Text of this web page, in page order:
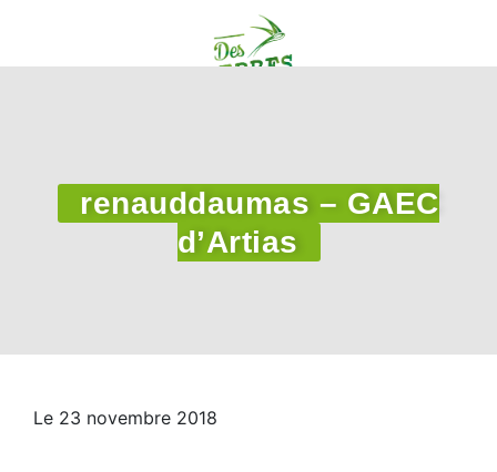
renauddaumas – GAEC
d’Artias
Le 23 novembre 2018